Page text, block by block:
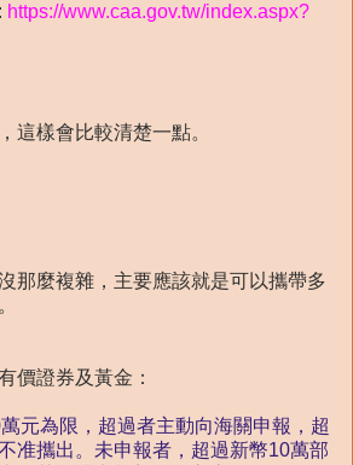
https://www.caa.gov.tw/index.aspx?
這樣會比較清楚一點。
那麼複雜，主要應該就是可以攜帶多
價證券及黃金：
元為限，超過者主動向海關申報，超
准攜出。未申報者，超過新幣10萬部